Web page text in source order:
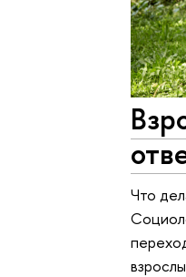
Что